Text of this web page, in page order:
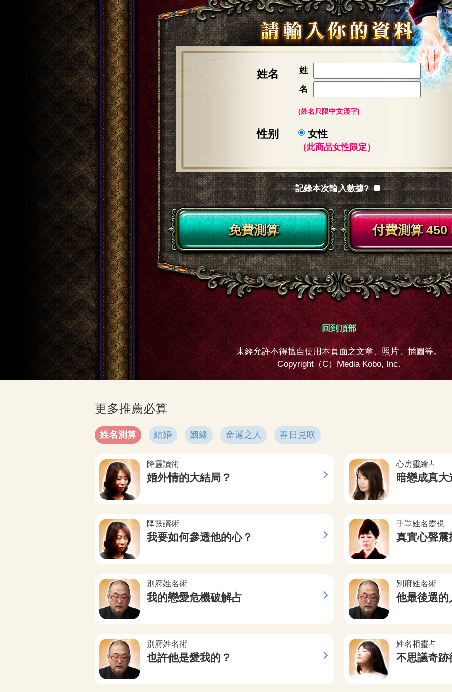
姓名
姓
名
(姓名只限中文漢字)
性别 女性
（此商品女性限定）
記錄本次輸入數據?
免費測算 付費測算 450
回到頂部
未經允許不得擅自使用本頁面之文章、照片、插圖等。
Copyright（C）Media Kobo, Inc.
更多推薦必算
姓名測算 結婚 姻緣 命運之人 春日見咲
降靈讀術
婚外情的大結局？
心房靈繪占
暗戀成真大
降靈讀術
我要如何參透他的心？
手罩姓名靈視
真實心聲震
別府姓名術
我的戀愛危機破解占
別府姓名術
他最後選
別府姓名術
也許他是愛我的？
姓名相靈占
不思議奇跡